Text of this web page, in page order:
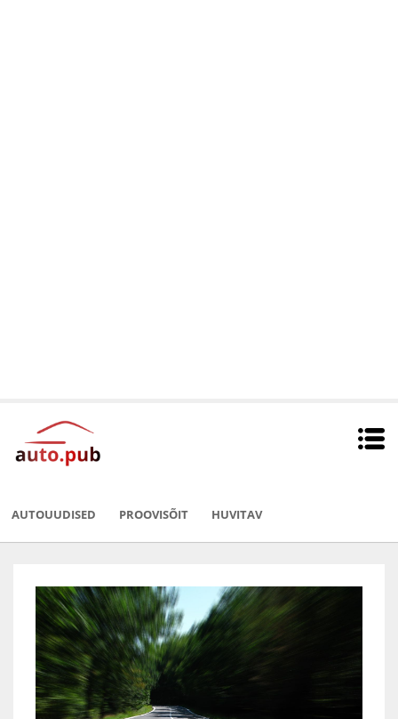
AUTOUUDISED PROOVISÕIT HUVITAV